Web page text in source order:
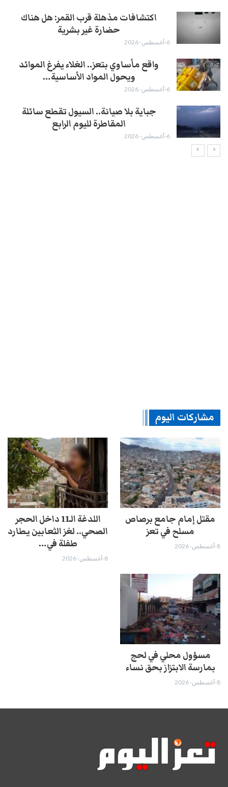
اكتشافات مذهلة قرب القمر: هل هناك
حضارة غير بشرية
6-أغسطس- 2026
واقع مأساوي بتعز.. الغلاء يفرغ الموائد
ويحول المواد الأساسية…
6-أغسطس- 2026
جباية بلا صيانة.. السيول تقطع سائلة
المقاطرة لليوم الرابع
6-أغسطس- 2026
مشاركات اليوم
مقتل إمام جامع برصاص
مسلح في تعز
8-أغسطس- 2026
اللدغة الـ11 داخل الحجر
الصحي.. لغز الثعابين يطارد
طفلة في…
8-أغسطس- 2026
مسؤول محلي في لحج
بمارسة الابتزاز بحق نساء
8-أغسطس- 2026